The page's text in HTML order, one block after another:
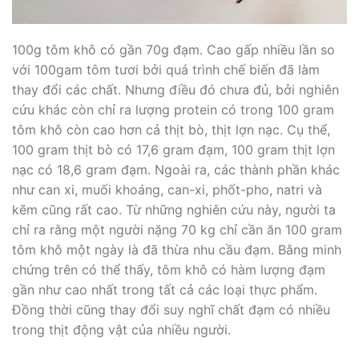
100g tôm khô có gần 70g đạm. Cao gấp nhiều lần so
với 100gam tôm tươi bởi quá trình chế biến đã làm
thay đổi các chất. Nhưng điều đó chưa đủ, bởi nghiên
cứu khác còn chỉ ra lượng protein có trong 100 gram
tôm khô còn cao hơn cả thịt bò, thịt lợn nạc. Cụ thể,
100 gram thịt bò có 17,6 gram đạm, 100 gram thịt lợn
nạc có 18,6 gram đạm. Ngoài ra, các thành phần khác
như can xi, muối khoáng, can-xi, phốt-pho, natri và
kẽm cũng rất cao. Từ những nghiên cứu này, người ta
chỉ ra rằng một người nặng 70 kg chỉ cần ăn 100 gram
tôm khô một ngày là đã thừa nhu cầu đạm. Bằng minh
chứng trên có thể thấy, tôm khô có hàm lượng đạm
gần như cao nhất trong tất cả các loại thực phẩm.
Đồng thời cũng thay đổi suy nghĩ chất đạm có nhiều
trong thịt động vật của nhiều người.